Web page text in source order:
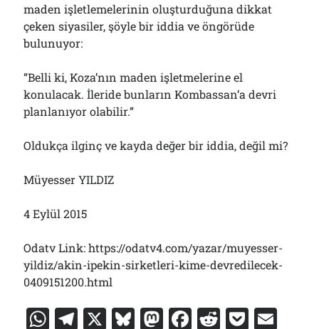
maden işletlemelerinin oluşturduğuna dikkat
çeken siyasiler, şöyle bir iddia ve öngörüde
bulunuyor:
“Belli ki, Koza’nın maden işletmelerine el
konulacak. İleride bunların Kombassan’a devri
planlanıyor olabilir.”
Oldukça ilginç ve kayda değer bir iddia, değil mi?
Müyesser YILDIZ
4 Eylül 2015
Odatv Link: https://odatv4.com/yazar/muyesser-
yildiz/akin-ipekin-sirketleri-kime-devredilecek-
0409151200.html
W T X Bl M F R P